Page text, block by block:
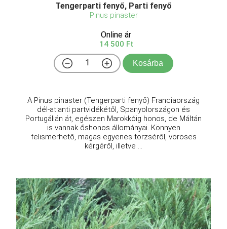
Tengerparti fenyő, Parti fenyő
Pinus pinaster
Online ár
14 500 Ft
Kosárba
A Pinus pinaster (Tengerparti fenyő) Franciaország
dél-atlanti partvidékétől, Spanyolországon és
Portugálián át, egészen Marokkóig honos, de Máltán
is vannak őshonos állományai. Könnyen
felismerhető, magas egyenes törzséről, vöröses
kérgéről, illetve ...